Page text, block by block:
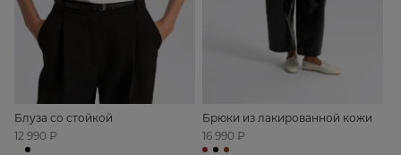
Блуза со стойкой
12 990 ₽
Брюки из лакированной кожи
16 990 ₽